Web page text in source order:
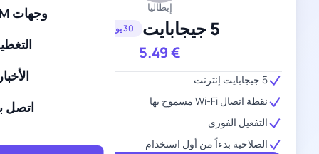
وجهات eSIM
اتصل
إيطاليا
5 جيجابايت 30 يومًا
5.49€
5 جيجابايت إنترنت
نقطة اتصال Wi-Fi مسموح بها
التفعيل الفوري
الصلاحية بدءاً من أول استخدام